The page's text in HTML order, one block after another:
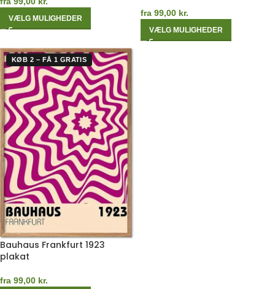
VÆLG MULIGHEDER
fra 99,00 kr.
VÆLG MULIGHEDER
KØB 2 – FÅ 1 GRATIS
Bauhaus Frankfurt 1923
plakat
fra 99,00 kr.